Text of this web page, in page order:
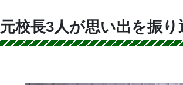
元校長3人が思い出を振り